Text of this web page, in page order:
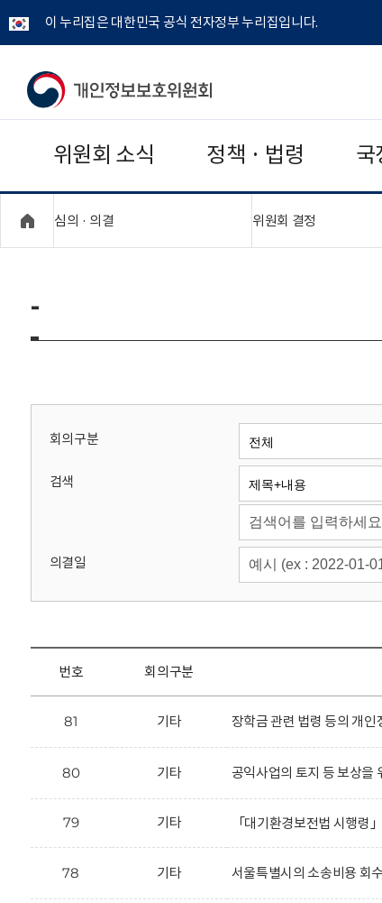
이 누리집은 대한민국 공식 전자정부 누리집입니다.
개
보
보
위
회
위원회 소식 정책 · 법령 국
심의 · 의결 위원회 결정
-
회의구분
검색
의결일
번호 회의구분
81 기타 장학금 관련 법령 등의 개인
80 기타 공익사업의 토지 등 보상을
79 기타 「대기환경보전법 시행령
78 기타 서울특별시의 소송비용 회